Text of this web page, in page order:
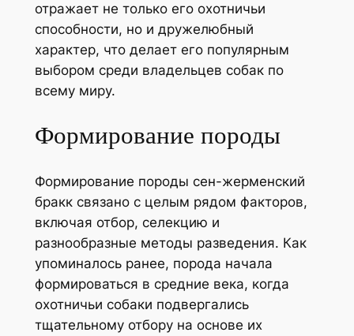
отражает не только его охотничьи
способности, но и дружелюбный
характер, что делает его популярным
выбором среди владельцев собак по
всему миру.
Формирование породы
Формирование породы сен-жерменский
бракк связано с целым рядом факторов,
включая отбор, селекцию и
разнообразные методы разведения. Как
упоминалось ранее, порода начала
формироваться в средние века, когда
охотничьи собаки подвергались
тщательному отбору на основе их